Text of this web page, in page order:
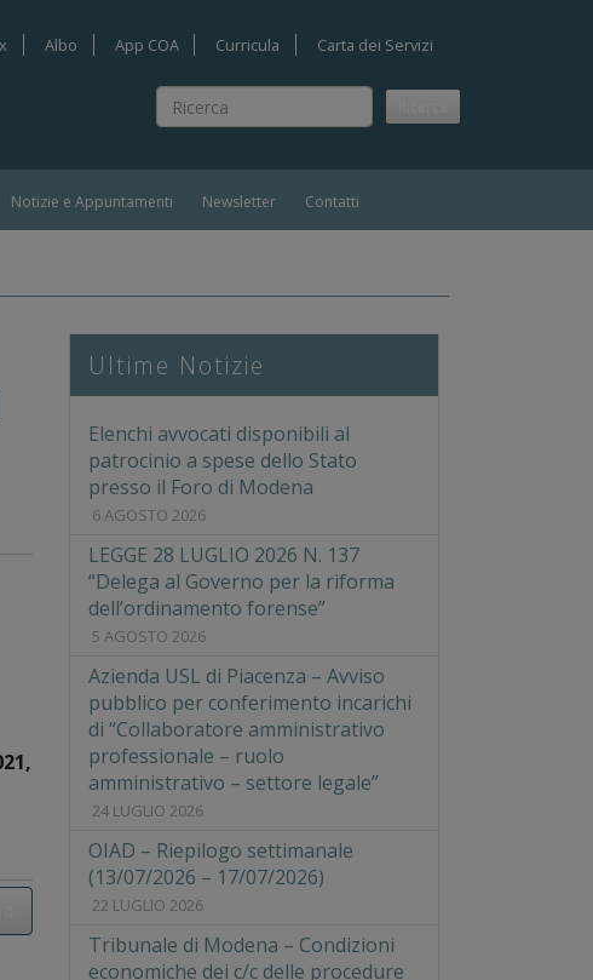
Ricerca
Albo App COA Curricula Carta dei Servizi
Notizie e Appuntamenti Newsletter Contatti
Ultime Notizie
Elenchi avvocati disponibili al
patrocinio a spese dello Stato
presso il Foro di Modena
6 AGOSTO 2026
LEGGE 28 LUGLIO 2026 N. 137
“Delega al Governo per la riforma
dell’ordinamento forense”
5 AGOSTO 2026
Azienda USL di Piacenza – Avviso
pubblico per conferimento incarichi
di “Collaboratore amministrativo
professionale – ruolo
amministrativo – settore legale”
24 LUGLIO 2026
OIAD – Riepilogo settimanale
(13/07/2026 – 17/07/2026)
22 LUGLIO 2026
Tribunale di Modena – Condizioni
economiche dei c/c delle procedure